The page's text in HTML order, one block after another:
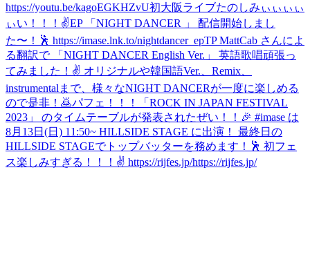
https://youtu.be/kagoEGKHZvU初大阪ライブたのしみぃぃぃぃ
ぃい！！！✌️EP 「NIGHT DANCER 」 配信開始しまし
た〜！🕺 https://imase.lnk.to/nightdancer_epTP MattCab さんによ
る翻訳で 「NIGHT DANCER English Ver.」 英語歌唱頑張っ
てみました！✌️ オリジナルや韓国語Ver.、Remix、
instrumentalまで、様々なNIGHT DANCERが一度に楽しめる
ので是非！🙇パフェ！！！
「ROCK IN JAPAN FESTIVAL
2023」 のタイムテーブルが発表されたぜい！！🎉 #imase は
8月13日(日) 11:50~ HILLSIDE STAGE に出演！ 最終日の
HILLSIDE STAGEでトップバッターを務めます！🕺 初フェ
ス楽しみすぎる！！！✌️ https://rijfes.jp/https://rijfes.jp/